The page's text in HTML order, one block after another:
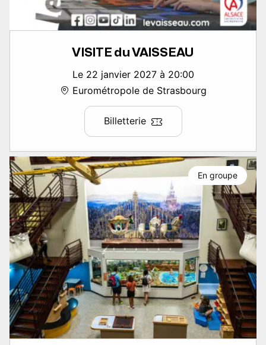
VISITE du VAISSEAU
Le 22 janvier 2027 à 20:00
Eurométropole de Strasbourg
Billetterie
En groupe